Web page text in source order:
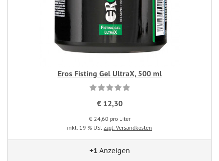
Eros Fisting Gel UltraX, 500 ml
€ 12,30
€ 24,60 pro Liter
inkl. 19 % USt zzgl. Versandkosten
+1 Anzeigen